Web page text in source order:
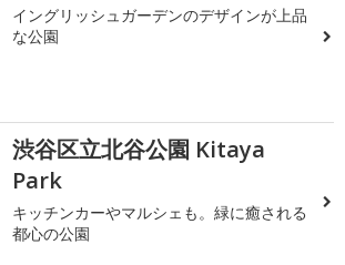
イングリッシュガーデンのデザインが上品
な公園
渋谷区立北谷公園 Kitaya
Park
キッチンカーやマルシェも。緑に癒される
都心の公園